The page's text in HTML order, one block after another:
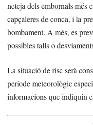
neteja dels embornals més
capçaleres de conca, i la
bombament. A més, es
possibles talls o
La situació de risc serà
període meteorològic
informacions que indiquin